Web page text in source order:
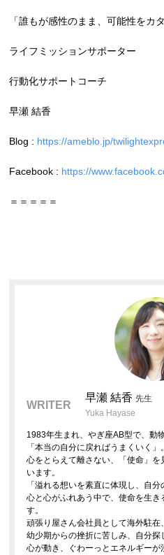
「誰もが感性のまま、可能性をカ
ライフミッションサポーター
行動化サポートコーチ
早瀬 結香
Blog : https://ameblo.jp/
Facebook : https://
＝＝＝＝＝
WRITER
早瀬 結香 先生
Yuka Hayase
1983年生まれ、やぎ座AB型で、動
「本当の自分に戻ればうまくいく」。
心をとらえて離さない、「使命」
います。
「溢れる想いを素直に体現し、自分
心と心がふれあう中で、使命を生
す。
頑張り屋さん会社員として海外駐在
幼少期からの挫折に苦しみ、自分探
心が動き、ぐわーっとエネルギー